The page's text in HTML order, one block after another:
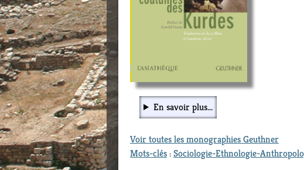
En savoir plus...
Voir toutes les monographies Geuthner
Mots-clés:Sociologie-Ethnologie-